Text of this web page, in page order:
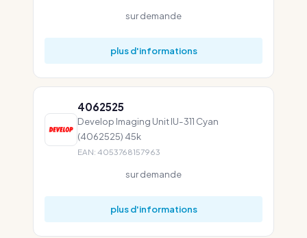
sur demande
plus d'informations
4062525
Develop Imaging Unit IU-311 Cyan
(4062525) 45k
EAN: 4053768157963
sur demande
plus d'informations